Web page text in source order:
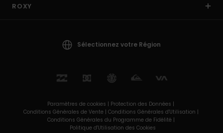
ROXY
Sélectionnez votre Région
Paramètres de cookies | Protection des Données |
Conditions Générales de Vente | Conditions Générales d'Utilisation |
Conditions Générales du Programme de Fidélité |
Politique d'Utilisation des Cookies